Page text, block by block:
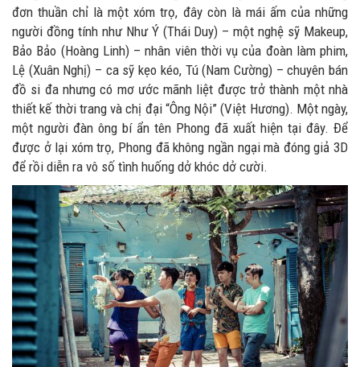
đơn thuần chỉ là một xóm trọ, đây còn là mái ấm của những
người đồng tính như Như Ý (Thái Duy) – một nghệ sỹ Makeup,
Bảo Bảo (Hoàng Linh) – nhân viên thời vụ của đoàn làm phim,
Lệ (Xuân Nghị) – ca sỹ kẹo kéo, Tú (Nam Cường) – chuyên bán
đồ si đa nhưng có mơ ước mãnh liệt được trở thành một nhà
thiết kế thời trang và chị đại “Ông Nội” (Việt Hương). Một ngày,
một người đàn ông bí ẩn tên Phong đã xuất hiện tại đây. Để
được ở lại xóm trọ, Phong đã không ngần ngại mà đóng giả 3D
để rồi diễn ra vô số tình huống dở khóc dở cười.